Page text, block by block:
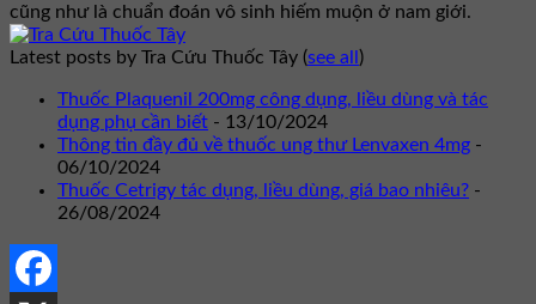
cũng như là chuẩn đoán vô sinh hiếm muộn ở nam giới.
Latest posts by Tra Cứu Thuốc Tây (see all )
Thuốc Plaquenil 200mg công dụng, liều dùng và tác
dụng phụ cần biết - 13/10/2024
Thông tin đầy đủ về thuốc ung thư Lenvaxen 4mg -
06/10/2024
Thuốc Cetrigy tác dụng, liều dùng, giá bao nhiêu? -
26/08/2024